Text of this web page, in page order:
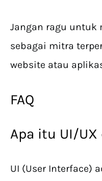
Jangan ragu untuk
sebagai mitra
website atau
FAQ
Apa itu UI/
UI (User Interface)